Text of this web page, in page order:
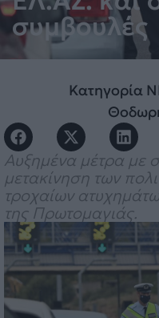
συμβουλές
Κατηγορία
Αυξημένα μέτρα με
μετακίνηση των
τροχαίων
της Πρωτομαγιάς.